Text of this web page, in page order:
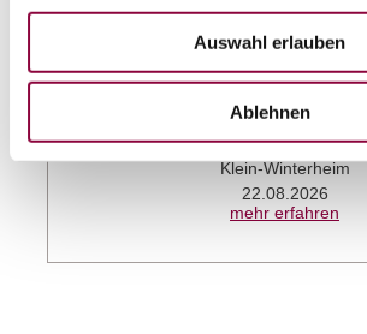
Auswahl erlauben
Ablehnen
CHILI SOWIESO „Musik
Klein-Winterheim
22.08.2026
mehr erfahren